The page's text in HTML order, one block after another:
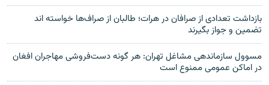
بازداشت تعدادی از صرافان در هرات؛ طالبان از صراف‌ها خواسته اند
تضمین و جواز بگیرند
مسوول سازماندهی مشاغل تهران: هر گونه دست‌‌فروشی مهاجران افغان
در اماکن عمومی ممنوع است